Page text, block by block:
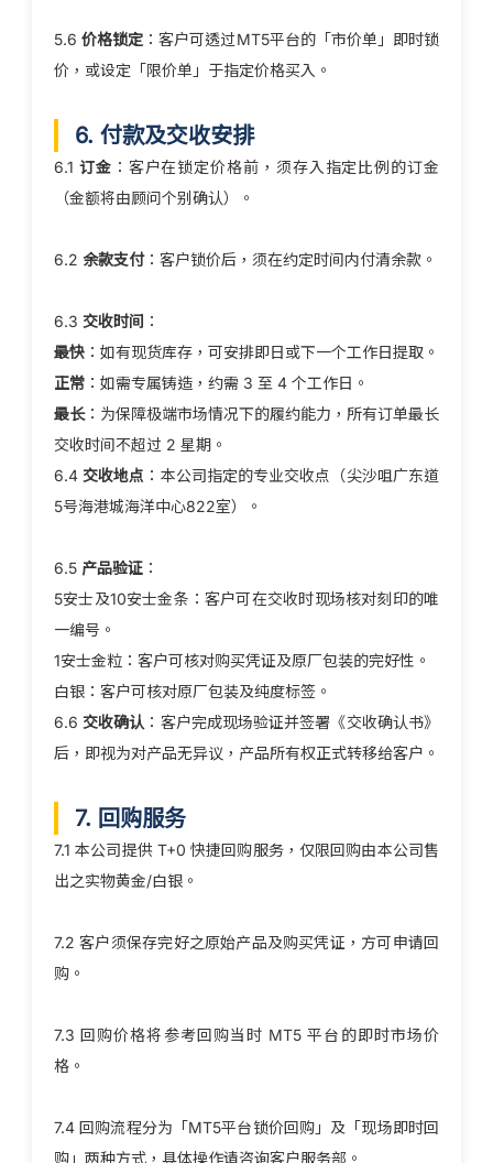
5.6价格锁定 ：客户可透过MT5平台的「市价单」即时锁
价，或设定「限价单」于指定价格买入。
6. 付款及交收安排
6.1 订金 ：客户在锁定价格前，须存入指定比例的订金
（金额将由顾问个别确认）。
6.2 余款支付：客户锁价后，须在约定时间内付清余款。
6.3 交收时间 ：
最快 ：如有现货库存，可安排即日或下一个工作日提取。
正常 ：如需专属铸造，约需 3 至 4 个工作日。
最长：为保障极端市场情况下的履约能力，所有订单最长
交收时间不超过 2 星期。
6.4 交收地点 ：本公司指定的专业交收点（尖沙咀广东道
5号海港城海洋中心822室）。
6.5 产品验证 ：
5安士及10安士金条：客户可在交收时现场核对刻印的唯
一编号。
1安士金粒：客户可核对购买凭证及原厂包装的完好性。
白银：客户可核对原厂包装及纯度标签。
6.6 交收确认 ：客户完成现场验证并签署《交收确认书》
后，即视为对产品无异议，产品所有权正式转移给客户。
7. 回购服务
7.1 本公司提供 T+0 快捷回购服务，仅限回购由本公司售
出之实物黄金/白银。
7.2 客户须保存完好之原始产品及购买凭证，方可申请回
购。
7.3 回购价格将参考回购当时 MT5 平台的即时市场价
格。
7.4 回购流程分为「MT5平台锁价回购」及「现场即时回
购」两种方式，具体操作请咨询客户服务部。